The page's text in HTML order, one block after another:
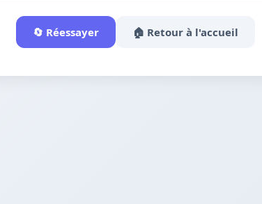
🔄 Réessayer 🏠 Retour à l'accueil